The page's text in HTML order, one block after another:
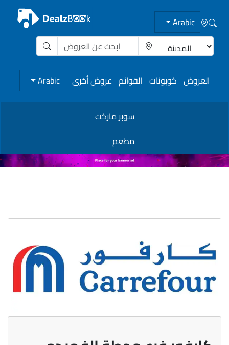
Arabic
العروض كوبونات القوائم عروض أخرى Arabic
سوبر ماركت
مطعم